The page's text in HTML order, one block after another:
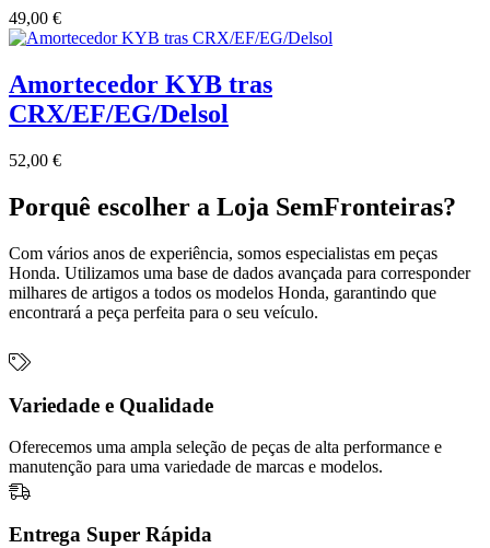
49,00 €
Amortecedor KYB tras
CRX/EF/EG/Delsol
52,00 €
Porquê escolher a Loja SemFronteiras?
Com vários anos de experiência, somos especialistas em peças
Honda. Utilizamos uma base de dados avançada para corresponder
milhares de artigos a todos os modelos Honda, garantindo que
encontrará a peça perfeita para o seu veículo.
Variedade e Qualidade
Oferecemos uma ampla seleção de peças de alta performance e
manutenção para uma variedade de marcas e modelos.
Entrega Super Rápida